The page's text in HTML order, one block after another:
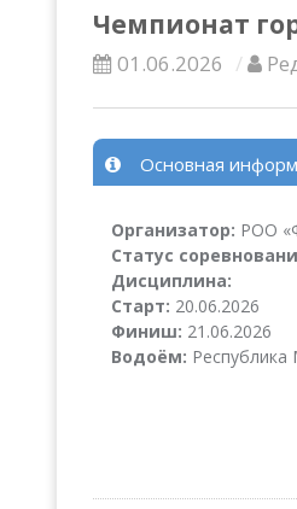
Чемпионат
01.06.2026
Основная
Организатор: РОО
Статус
Дисциплина:
Старт: 20.06.2026
Финиш: 21.06.2026
Водоём: